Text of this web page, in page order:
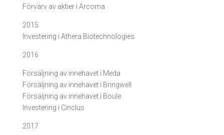
Förvärv av aktier i Arcoma
2015
Investering i Athera Biotechnologies
2016
Försäljning av innehavet i Meda
Försäljning av innehavet i Bringwell
Försäljning av innehavet i Boule
Investering i Cinclus
2017